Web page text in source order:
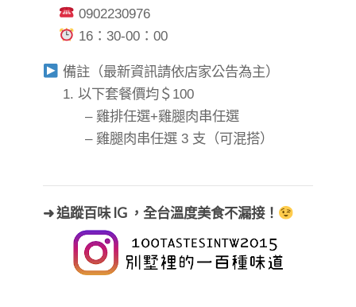
0902230976
16：30-00：00
備註（最新資訊請依店家公告為主）
1. 以下套餐價均＄100
⠀⠀⠀⠀ – 雞排任選+雞腿肉串任選
⠀⠀⠀⠀ – 雞腿肉串任選 3 支（可混搭）
➜ 追蹤百味 IG ，全台溫度美食不漏接！